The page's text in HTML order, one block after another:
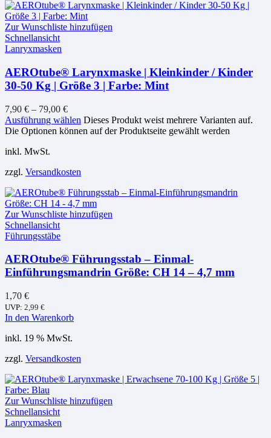
Zur Wunschliste hinzufügen
Schnellansicht
Lanryxmasken
AEROtube® Larynxmaske | Kleinkinder / Kinder
30-50 Kg | Größe 3 | Farbe: Mint
7,90 € – 79,00 €
Ausführung wählen Dieses Produkt weist mehrere Varianten auf.
Die Optionen können auf der Produktseite gewählt werden
inkl. MwSt.
zzgl. Versandkosten
Zur Wunschliste hinzufügen
Schnellansicht
Führungsstäbe
AEROtube® Führungsstab – Einmal-
Einführungsmandrin Größe: CH 14 – 4,7 mm
1,70 €
UVP: 2,99 €
In den Warenkorb
inkl. 19 % MwSt.
zzgl. Versandkosten
Zur Wunschliste hinzufügen
Schnellansicht
Lanryxmasken